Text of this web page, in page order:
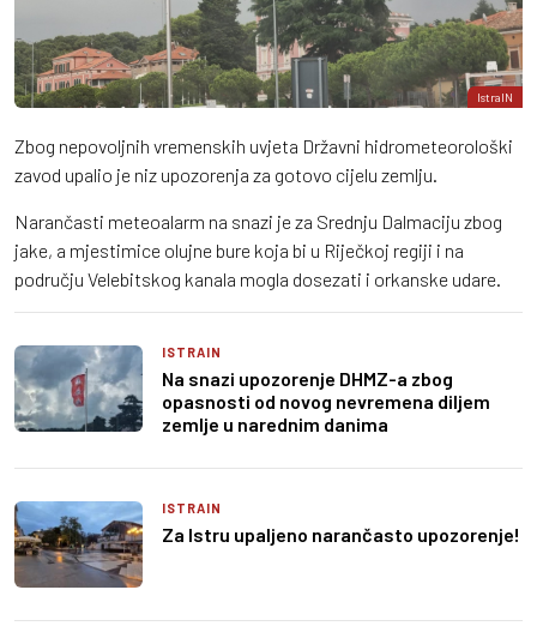
IstraIN
Zbog nepovoljnih vremenskih uvjeta Državni hidrometeorološki
zavod upalio je niz upozorenja za gotovo cijelu zemlju.
Narančasti meteoalarm na snazi je za Srednju Dalmaciju zbog
jake, a mjestimice olujne bure koja bi u Riječkoj regiji i na
području Velebitskog kanala mogla dosezati i orkanske udare.
ISTRAIN
Na snazi upozorenje DHMZ-a zbog
opasnosti od novog nevremena diljem
zemlje u narednim danima
ISTRAIN
Za Istru upaljeno narančasto upozorenje!